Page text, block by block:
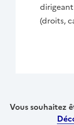
(droits,
Vous souhaitez